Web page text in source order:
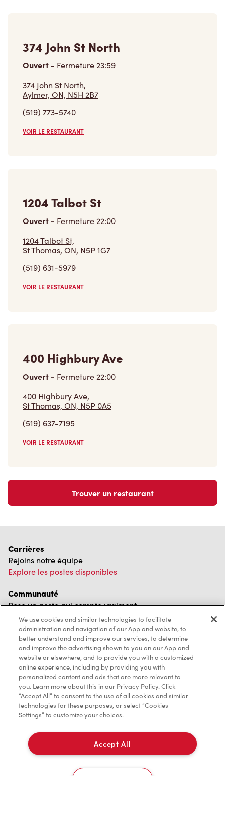
374 John St North
Ouvert - Fermeture23:59
374 John St North,
Aylmer, ON, N5H 2B7
(519) 773-5740
VOIR LE RESTAURANT
1204 Talbot St
Ouvert - Fermeture22:00
1204 Talbot St,
St Thomas, ON, N5P 1G7
(519) 631-5979
VOIR LE RESTAURANT
400 Highbury Ave
Ouvert - Fermeture22:00
400 Highbury Ave,
St Thomas, ON, N5P 0A5
(519) 637-7195
VOIR LE RESTAURANT
Trouver un restaurant
Carrières
Rejoins notre équipe
Explore les postes disponibles
Communauté
Pose un geste qui compte vraiment
En savoir plus
Trouver un restaurant Tim Hortons
Nous avons hâte de vous servir
Localisateur de restaurant
Franchisage
Communiquer avec nous
Foire aux questions
Politique de confidentialité
We use cookies and similar technologies to facilitate
administration and navigation of our App and website, to
better understand and improve our services, to determine
and improve the advertising shown to you on our App and
website or elsewhere, and to provide you with a customized
online experience, including by providing you with
personalized content and ads that are more relevant to
you. Learn more about this in our Privacy Policy. Click
“Accept All” to consent to the use of all cookies and similar
technologies for these purposes, or select “Cookies
Settings” to customize your choices.
Accept All